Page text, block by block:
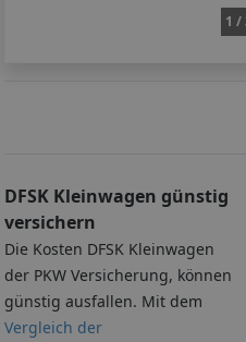
1 /
DFSK Kleinwagen günstig
versichern
Die Kosten DFSK Kleinwagen
der PKW Versicherung, können
günstig ausfallen. Mit dem
Vergleich der